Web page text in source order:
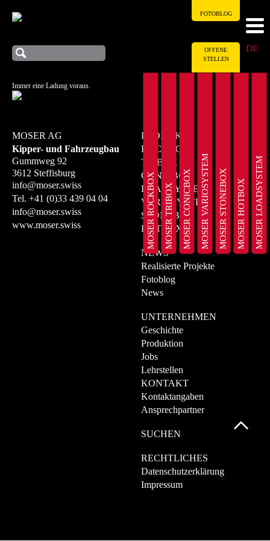
Immer eine Ladung voraus.
DE
FOTOBLOG
OFFENE
STELLEN
MOSER ROCKBOXMOSER TRIBOXMOSER CONICBOXMOSER VARIOSYSTEMMOSER STONEBOXMOSER HOTBOXMOSER LOADSYSTEM
MOSER AG
Kipper- und Fahrzeugbau
Gummweg 92
3612 Steffisburg
info@moser.swiss
Tel. +41 (0)33 439 04 04
info@moser.swiss
www.moser.swiss
PRODUKTE
ROCKBOX
TRIBOX
CONICBOX
LOADSYSTEM
VARIOSYSTEM
STONEBOX
HOTBOX
NEWS
Realisierte Projekte
Fotoblog
News
UNTERNEHMEN
Geschichte
Produktion
Jobs
Lehrstellen
KONTAKT
Kontaktangaben
Ansprechpartner
SUCHEN
RECHTLICHES
Datenschutzerklärung
Impressum